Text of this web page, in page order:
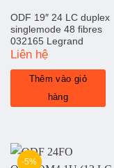
ODF 19″ 24 LC duplex
singlemode 48 fibres
032165 Legrand
Liên hệ
Thêm vào giỏ
hàng
-5%